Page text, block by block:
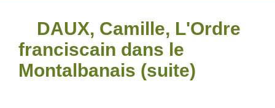
DAUX, Camille, L'Ordre
franciscain dans le
Montalbanais (suite)